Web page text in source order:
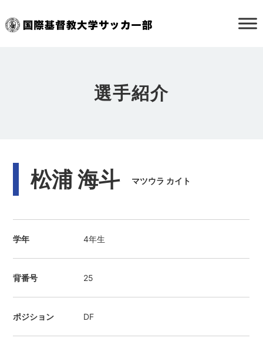
選手紹介
松浦 海斗 マツウラ カイト
学年 4年生
背番号 25
ポジション DF